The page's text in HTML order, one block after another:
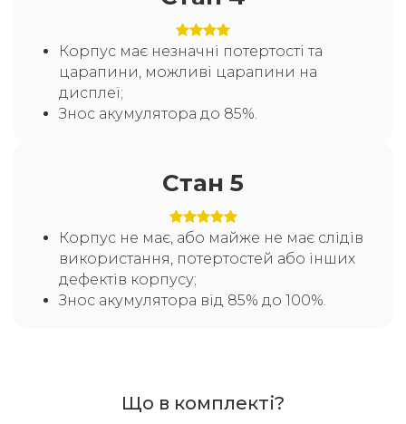
Корпус має незначні потертості та
царапини, можливі царапини на
дисплеї;
Знос акумулятора до 85%.
Стан 5
Корпус не має, або майже не має слідів
використання, потертостей або інших
дефектів корпусу;
Знос акумулятора від 85% до 100%.
Що в комплекті?